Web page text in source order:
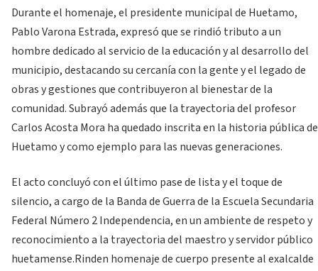
Durante el homenaje, el presidente municipal de Huetamo,
Pablo Varona Estrada, expresó que se rindió tributo a un
hombre dedicado al servicio de la educación y al desarrollo del
municipio, destacando su cercanía con la gente y el legado de
obras y gestiones que contribuyeron al bienestar de la
comunidad. Subrayó además que la trayectoria del profesor
Carlos Acosta Mora ha quedado inscrita en la historia pública de
Huetamo y como ejemplo para las nuevas generaciones.
El acto concluyó con el último pase de lista y el toque de
silencio, a cargo de la Banda de Guerra de la Escuela Secundaria
Federal Número 2 Independencia, en un ambiente de respeto y
reconocimiento a la trayectoria del maestro y servidor público
huetamense.Rinden homenaje de cuerpo presente al exalcalde